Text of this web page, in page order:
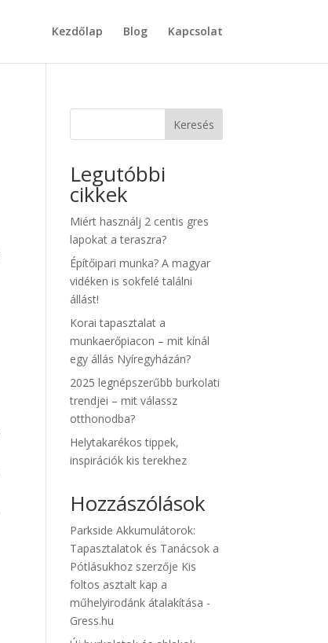
Kezdőlap Blog Kapcsolat
Keresés
Legutóbbi
cikkek
Miért használj 2 centis gres
lapokat a teraszra?
Építőipari munka? A magyar
vidéken is sokfelé találni
állást!
Korai tapasztalat a
munkaerőpiacon – mit kínál
egy állás Nyíregyházán?
2025 legnépszerűbb burkolati
trendjei – mit válassz
otthonodba?
Helytakarékos tippek,
inspirációk kis terekhez
Hozzászólások
Parkside Akkumulátorok:
Tapasztalatok és Tanácsok a
Pótlásukhoz szerzője Kis
foltos asztalt kap a
műhelyirodánk átalakítása -
Gress.hu